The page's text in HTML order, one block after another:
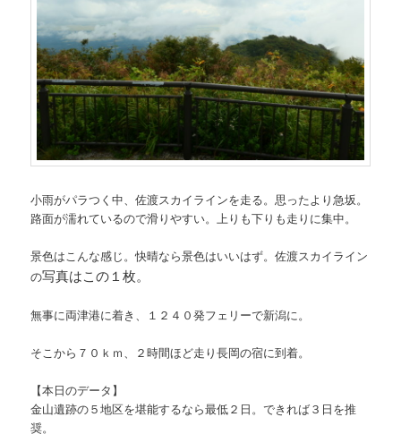
小雨がパラつく中、佐渡スカイラインを走る。思ったより急坂。
路面が濡れているので滑りやすい。上りも下りも走りに集中。
景色はこんな感じ。快晴なら景色はいいはず。佐渡スカイライン
の写真はこの１枚。
無事に両津港に着き、１２４０発フェリーで新潟に。
そこから７０ｋｍ、２時間ほど走り長岡の宿に到着。
【本日のデータ】
金山遺跡の５地区を堪能するなら最低２日。できれば３日を推
奨。